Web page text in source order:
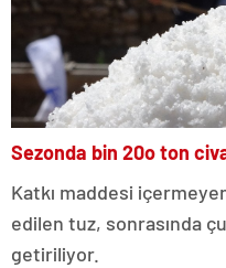
Sezonda bin 20o ton
Katkı maddesi
edilen tuz, sonrasında
getiriliyor.